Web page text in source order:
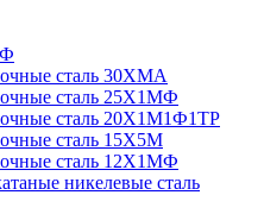
сталь 30ХМА
сталь 25Х1МФ
сталь 20Х1М1Ф1ТР
сталь 15Х5М
сталь 12Х1МФ
никелевые сталь